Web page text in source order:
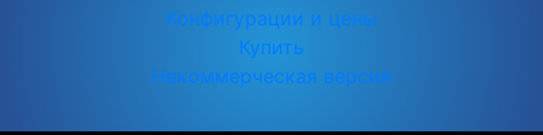
Конфигурации и цены
Купить
Некоммерческая версия